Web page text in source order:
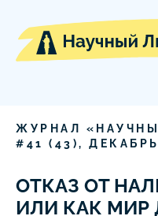
ЖУРНАЛ
# 41 ( 43 ), ДЕКАБРЬ
ОТКАЗ ОТ
ИЛИ КАК МИР